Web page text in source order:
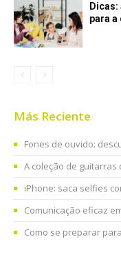
para a
Más Reciente
Fones de ouvido:
A coleção de guitarras
iPhone: saca selfies
Comunicação eficaz
Como se preparar